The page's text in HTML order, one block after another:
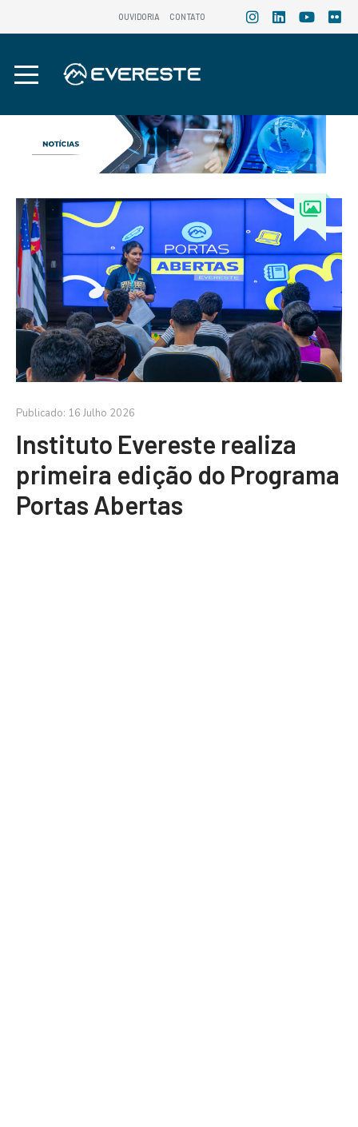
OUVIDORIA CONTATO
Publicado: 16 Julho 2026
Instituto Evereste realiza
primeira edição do Programa
Portas Abertas